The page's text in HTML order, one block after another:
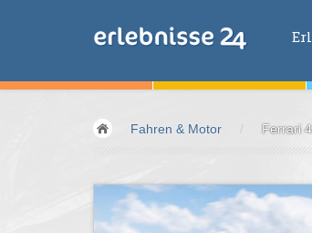
Fahren & Motor / Ferrari